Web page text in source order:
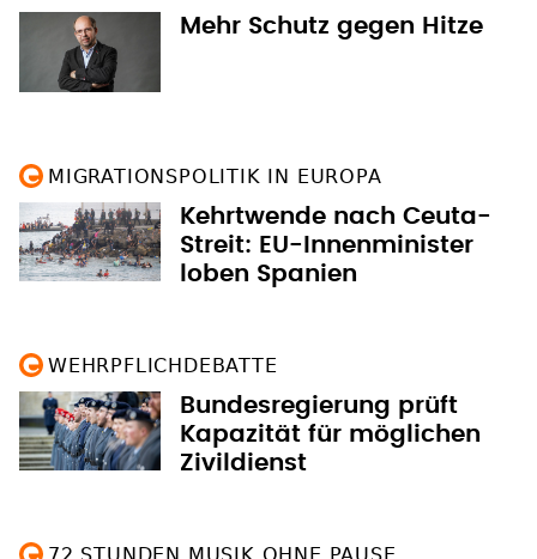
Mehr Schutz gegen Hitze
MIGRATIONSPOLITIK IN EUROPA
Kehrtwende nach Ceuta-
Streit: EU-Innenminister
loben Spanien
WEHRPFLICHDEBATTE
Bundesregierung prüft
Kapazität für möglichen
Zivildienst